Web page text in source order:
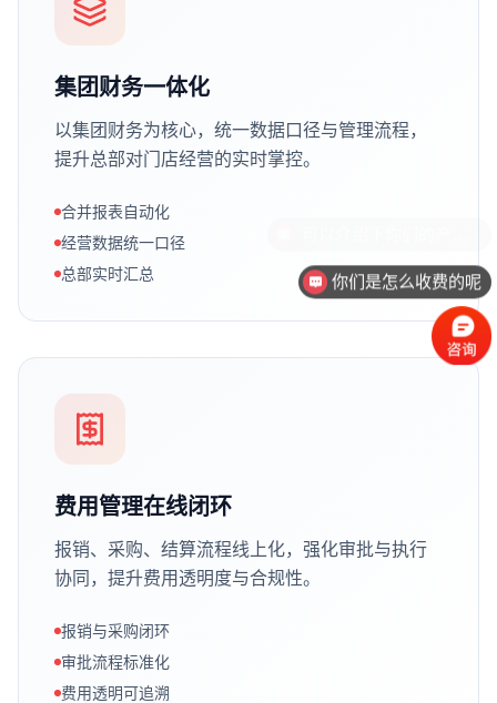
集团财务一体化
以集团财务为核心，统一数据口径与管理流程，
提升总部对门店经营的实时掌控。
合并报表自动化
经营数据统一口径
总部实时汇总
费用管理在线闭环
报销、采购、结算流程线上化，强化审批与执行
协同，提升费用透明度与合规性。
报销与采购闭环
审批流程标准化
费用透明可追溯
你们是怎么收费的呢